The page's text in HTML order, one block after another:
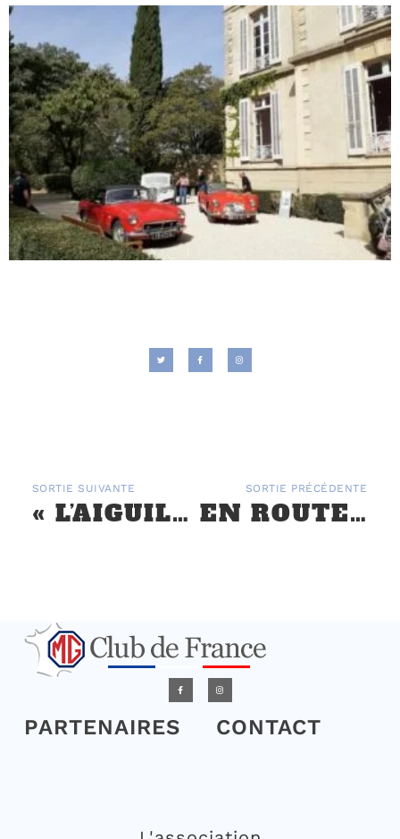
SORTIE SUIVANTE
« L’AIGUILLE CREUSE » LES 9 ET 10 SEPTEMBRE
SORTIE PRÉCÉDENTE
EN ROUTE POUR LE DOMAINE NORD ARMORICAIN
PARTENAIRES CONTACT